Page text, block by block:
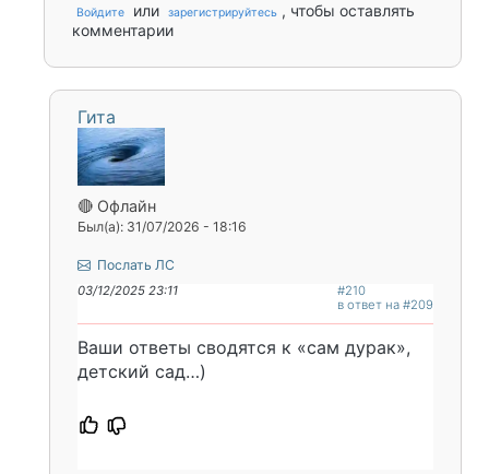
Войдите или зарегистрируйтесь , чтобы оставлять
комментарии
Гита
🔴 Офлайн
Был(а): 31/07/2026 - 18:16
Послать ЛС
03/12/2025 23:11
#210
в ответ на #209
Ваши ответы сводятся к «сам дурак»,
детский сад…)